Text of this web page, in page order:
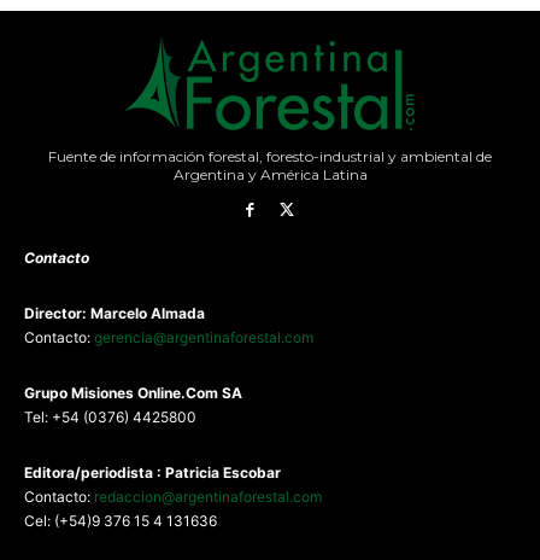
Fuente de información forestal, foresto-industrial y ambiental de
Argentina y América Latina
Contacto
Director: Marcelo Almada
Contacto: gerencia@argentinaforestal.com
Grupo Misiones Online.Com SA
Tel: +54 (0376) 4425800
Editora/periodista : Patricia Escobar
Contacto: redaccion@argentinaforestal.com
Cel: (+54)9 376 15 4 131636